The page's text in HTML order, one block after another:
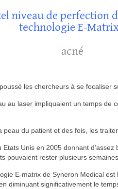
niveau de perfection
technologie E-
acné
les chercheurs à se focaliser
au laser impliquaient un temps
du patient et des fois, les
Unis en 2005 donnant
pouvaient rester plusieurs
E-matrix de Syneron Medical
diminuant significativement le